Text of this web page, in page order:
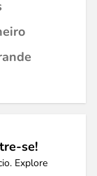
se!
Explore